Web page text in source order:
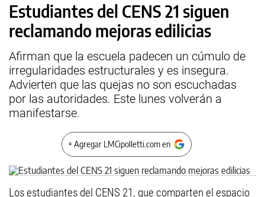
Estudiantes del CENS 21 siguen
reclamando mejoras edilicias
Afirman que la escuela padecen un cúmulo de
irregularidades estructurales y es insegura.
Advierten que las quejas no son escuchadas
por las autoridades. Este lunes volverán a
manifestarse.
+ Agregar LMCipolletti.com en
Los estudiantes del CENS 21, que comparten el espacio